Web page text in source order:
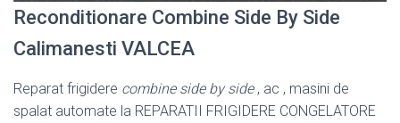
Reconditionare Combine Side By Side
Calimanesti VALCEA
Reparat frigidere combine side by side, ac , masini de
spalat automate la REPARATII FRIGIDERE CONGELATORE